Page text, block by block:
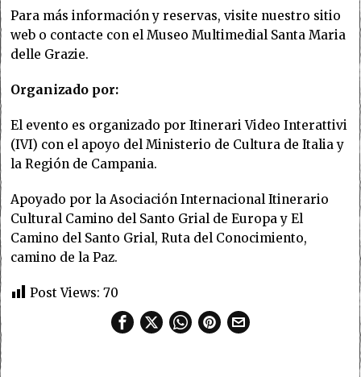
Para más información y reservas, visite nuestro sitio
web o contacte con el Museo Multimedial Santa Maria
delle Grazie.
Organizado por:
El evento es organizado por Itinerari Video Interattivi
(IVI) con el apoyo del Ministerio de Cultura de Italia y
la Región de Campania.
Apoyado por la Asociación Internacional Itinerario
Cultural Camino del Santo Grial de Europa y El
Camino del Santo Grial, Ruta del Conocimiento,
camino de la Paz.
Post Views: 70